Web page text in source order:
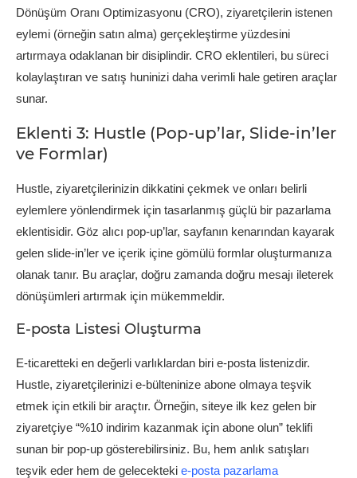
Dönüşüm Oranı Optimizasyonu (CRO), ziyaretçilerin istenen
eylemi (örneğin satın alma) gerçekleştirme yüzdesini
artırmaya odaklanan bir disiplindir. CRO eklentileri, bu süreci
kolaylaştıran ve satış huninizi daha verimli hale getiren araçlar
sunar.
Eklenti 3: Hustle (Pop-up’lar, Slide-in’ler
ve Formlar)
Hustle, ziyaretçilerinizin dikkatini çekmek ve onları belirli
eylemlere yönlendirmek için tasarlanmış güçlü bir pazarlama
eklentisidir. Göz alıcı pop-up’lar, sayfanın kenarından kayarak
gelen slide-in’ler ve içerik içine gömülü formlar oluşturmanıza
olanak tanır. Bu araçlar, doğru zamanda doğru mesajı ileterek
dönüşümleri artırmak için mükemmeldir.
E-posta Listesi Oluşturma
E-ticaretteki en değerli varlıklardan biri e-posta listenizdir.
Hustle, ziyaretçilerinizi e-bülteninize abone olmaya teşvik
etmek için etkili bir araçtır. Örneğin, siteye ilk kez gelen bir
ziyaretçiye “%10 indirim kazanmak için abone olun” teklifi
sunan bir pop-up gösterebilirsiniz. Bu, hem anlık satışları
teşvik eder hem de gelecekteki e-posta pazarlama